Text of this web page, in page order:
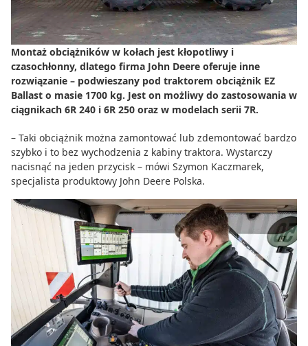
Montaż obciążników w kołach jest kłopotliwy i
czasochłonny, dlatego firma John Deere oferuje inne
rozwiązanie – podwieszany pod traktorem obciążnik EZ
Ballast o masie 1700 kg. Jest on możliwy do zastosowania w
ciągnikach 6R 240 i 6R 250 oraz w modelach serii 7R.
– Taki obciążnik można zamontować lub zdemontować bardzo
szybko i to bez wychodzenia z kabiny traktora. Wystarczy
nacisnąć na jeden przycisk – mówi Szymon Kaczmarek,
specjalista produktowy John Deere Polska.